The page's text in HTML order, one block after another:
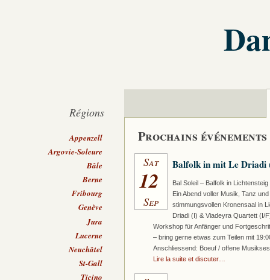
Prochains événements
Sat
12
Sep
Balfolk in mit Le Driadi
Bal Soleil – Balfolk in
Ein Abend voller Musik, Tanz
stimmungsvollen Kronensaal in
Driadi (I) & Viadeyra Quartett (I/
Workshop für Anfänger und
– bring gerne etwas zum Teilen mit
Anschliessend: Boeuf / offene
Lire la suite et discuter…
Régions
Appenzell
Argovie-Soleure
Bâle
Berne
Fribourg
Genève
Jura
Lucerne
Neuchâtel
St-Gall
Ticino